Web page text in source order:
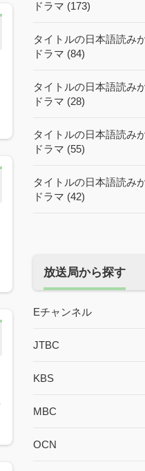
ドラマ (173)
タイトルの日本語読み
ドラマ (84)
タイトルの日本語読み
ドラマ (28)
タイトルの日本語読み
ドラマ (55)
タイトルの日本語読み
ドラマ (42)
放送局から探す
Eチャンネル
JTBC
KBS
MBC
OCN